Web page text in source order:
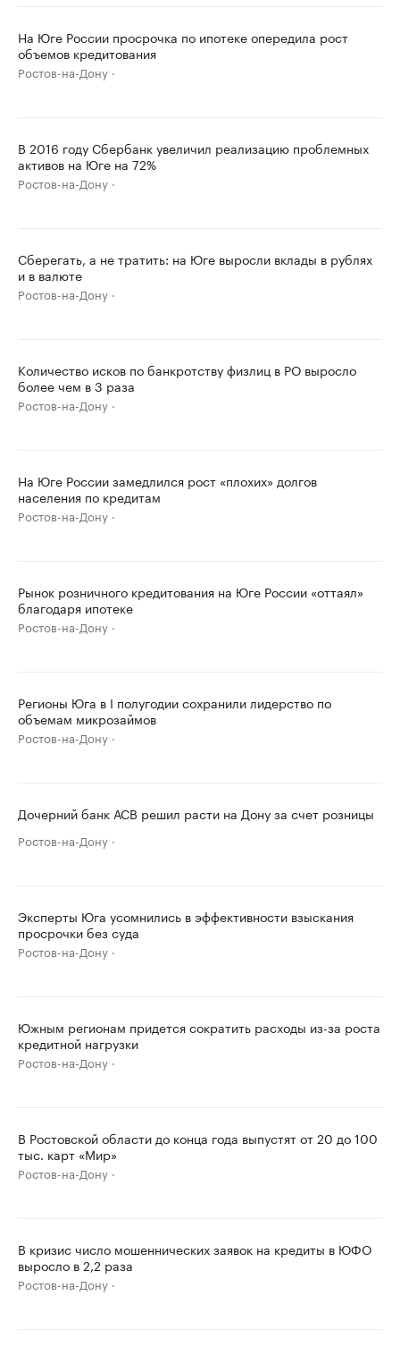
На Юге России просрочка по ипотеке опередила рост
объемов кредитования
Ростов-на-Дону
В 2016 году Сбербанк увеличил реализацию проблемных
активов на Юге на 72%
Ростов-на-Дону
Сберегать, а не тратить: на Юге выросли вклады в рублях
и в валюте
Ростов-на-Дону
Количество исков по банкротству физлиц в РО выросло
более чем в 3 раза
Ростов-на-Дону
На Юге России замедлился рост «плохих» долгов
населения по кредитам
Ростов-на-Дону
Рынок розничного кредитования на Юге России «оттаял»
благодаря ипотеке
Ростов-на-Дону
Регионы Юга в I полугодии сохранили лидерство по
объемам микрозаймов
Ростов-на-Дону
Дочерний банк АСВ решил расти на Дону за счет розницы
Ростов-на-Дону
Эксперты Юга усомнились в эффективности взыскания
просрочки без суда
Ростов-на-Дону
Южным регионам придется сократить расходы из-за роста
кредитной нагрузки
Ростов-на-Дону
В Ростовской области до конца года выпустят от 20 до 100
тыс. карт «Мир»
Ростов-на-Дону
В кризис число мошеннических заявок на кредиты в ЮФО
выросло в 2,2 раза
Ростов-на-Дону